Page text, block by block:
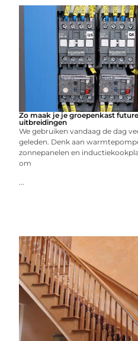
Zo maak je je groepenkast
uitbreidingen
We gebruiken vandaag de dag
geleden. Denk aan
zonnepanelen en
om
...